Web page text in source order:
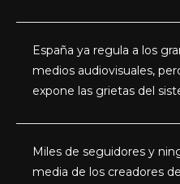
España ya regula a los
medios audiovisuales,
expone las grietas del
Miles de seguidores y
media de los creadores